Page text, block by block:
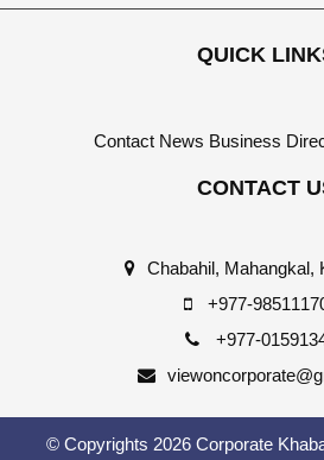
QUICK
Contact News Business
CONTACT
Chabahil, Mahangkal,
+977-
+977-
© Copyrights 2026 Corporate